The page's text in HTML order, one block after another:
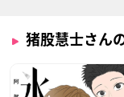
猪股慧士さん